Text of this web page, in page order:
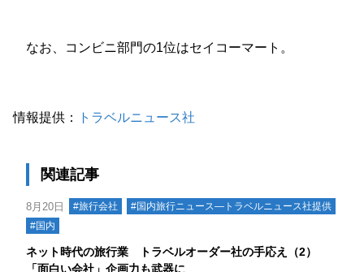
なお、コンビニ部門の1位はセイコーマート。
情報提供： トラベルニュース社
関連記事
8月20日 #旅行会社
#国内旅行ニュース―トラベルニュース社提供
#国内
ネット時代の旅行業 トラベルオーダー社の手応え（2）
「面白い会社」企画力も武器に